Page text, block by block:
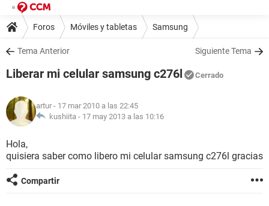
Foros Móviles y tabletas Samsung
Tema Anterior Siguiente Tema
Liberar mi celular samsung c276l Cerrado
artur - 17 mar 2010 a las 22:45
kushiita - 17 may 2013 a las 10:16
Hola,
quisiera saber como libero mi celular samsung c276l gracias
Compartir